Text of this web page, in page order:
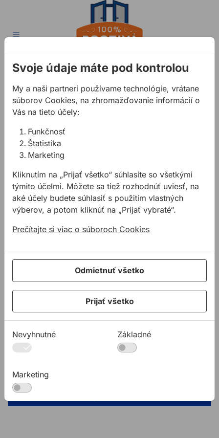
Správna montáž
Chyby pri
Osvedčené
Technická
Poradňa
Kontakt
ALLMEDIA, spol. s r.o.
Pod gaštanmi 4
821 07 Bratislava
Tel: +421 2 62 31 09 20
Email: allmedia@allmedia.sk
Ako Nakupovať
správna montáž
chyby pri montáži
Zlavy
chyby pri montáži
osvedčené firmy
technická podpora
© 2018 ALLMEDIA, spol. s r.o. Všetky práva
Svoje údaje máte pod kontrolou
My a naši partneri používame technológie, vrátane
súborov Cookies, na zhromažďovanie informácií o
Vás na tieto účely:
Funkčnosť
Štatistika
Marketing
Kliknutím na „Prijať všetko“ súhlasíte so všetkými
týmito účelmi. Môžete sa tiež rozhodnúť uviesť, na
aké účely budete súhlasiť s použitím vlastných
výberov, a potom kliknúť na „Prijať vybraté“.
Prečítajte si viac o súboroch Cookies
Odmietnuť všetko
Prijať všetko
Nevyhnutné Základné
Marketing